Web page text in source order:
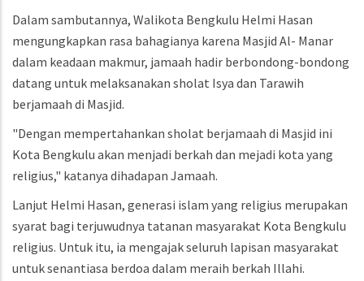
Dalam sambutannya, Walikota Bengkulu Helmi Hasan
mengungkapkan rasa bahagianya karena Masjid Al- Manar
dalam keadaan makmur, jamaah hadir berbondong-bondong
datang untuk melaksanakan sholat Isya dan Tarawih
berjamaah di Masjid.
"Dengan mempertahankan sholat berjamaah di Masjid ini
Kota Bengkulu akan menjadi berkah dan mejadi kota yang
religius," katanya dihadapan Jamaah.
Lanjut Helmi Hasan, generasi islam yang religius merupakan
syarat bagi terjuwudnya tatanan masyarakat Kota Bengkulu
religius. Untuk itu, ia mengajak seluruh lapisan masyarakat
untuk senantiasa berdoa dalam meraih berkah Illahi.